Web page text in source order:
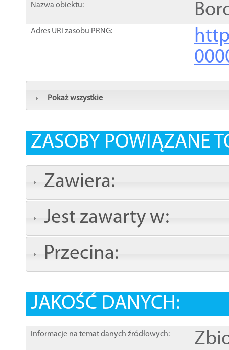
Nazwa obiektu:
Adres URI zasobu PRNG:
Pokaż wszystkie
ZASOBY POWIĄZANE
Zawiera:
Jest zawarty w:
Przecina:
JAKOŚĆ DANYCH:
Informacje na temat danych źródłowych: